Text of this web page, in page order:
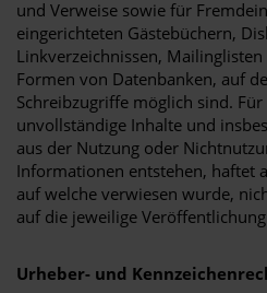
und Verweise sowie für
eingerichteten Gästebüchern,
Linkverzeichnissen,
Formen von Datenbanken, auf
Schreibzugriffe möglich sind.
unvollständige Inhalte und
aus der Nutzung oder
Informationen entstehen, haftet
auf welche verwiesen wurde,
auf die jeweilige
Urheber- und